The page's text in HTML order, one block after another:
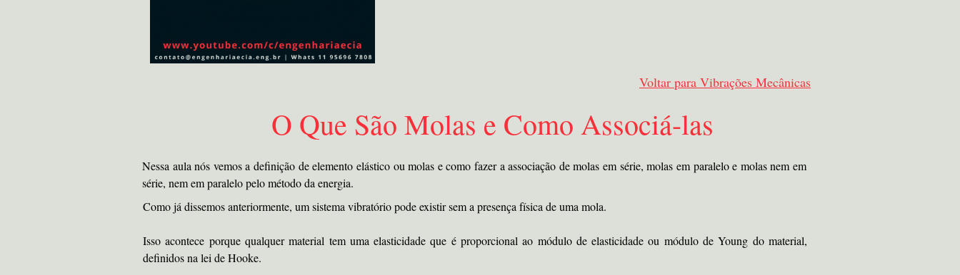
Voltar para Vibrações Mecânicas
O Que São Molas e Como Associá-las
Nessa aula nós vemos a definição de elemento elástico ou molas e como fazer a associação de molas em série, molas em paralelo e molas nem em
série, nem em paralelo pelo método da energia.
Como já dissemos anteriormente, um sistema vibratório pode existir sem a presença física de uma mola.
Isso acontece porque qualquer material tem uma elasticidade que é proporcional ao módulo de elasticidade ou módulo de Young do material,
definidos na lei de Hooke.